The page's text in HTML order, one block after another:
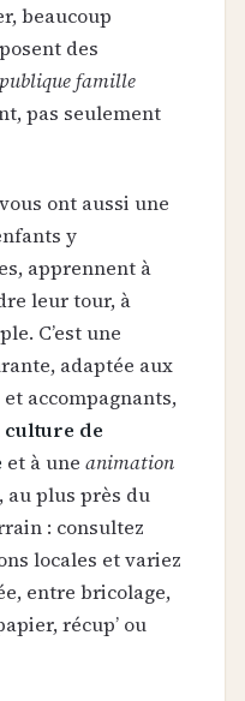
beaucoup
des
famille
pas seulement
ont aussi une
y
apprennent à
leur tour, à
C’est une
adaptée aux
accompagnants,
culture de
et à une animation
au plus près du
: consultez
locales et variez
entre bricolage,
récup’ ou